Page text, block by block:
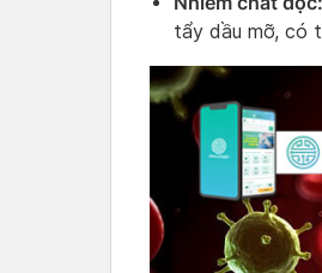
tẩy dầu mỡ, có